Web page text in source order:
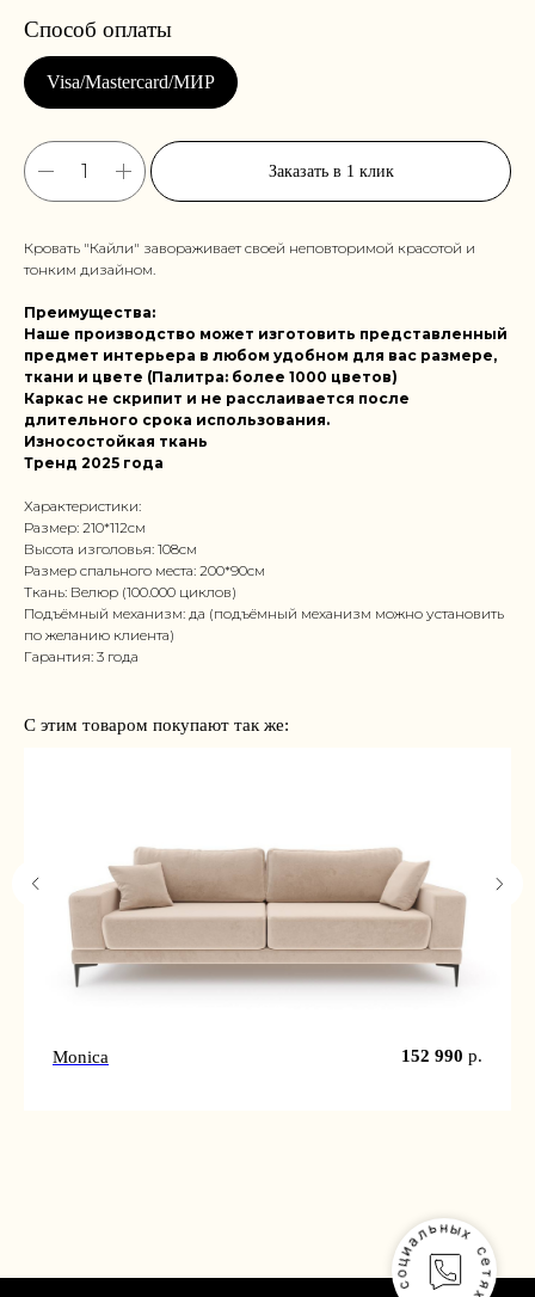
Заказать в 1 клик
Кровать "Кайли" завораживает своей неповторимой красотой и
тонким дизайном.
Преимущества:
Наше производство может изготовить представленный
предмет интерьера в любом удобном для вас размере,
ткани и цвете (Палитра: более 1000 цветов)
Каркас не скрипит и не расслаивается после
длительного срока использования.
Износостойкая ткань
Тренд 2025 года
Характеристики:
Размер: 210*112см
Высота изголовья: 108см
Размер спального места: 200*90см
Ткань: Велюр (100.000 циклов)
Подъёмный механизм: да (подъёмный механизм можно установить
по желанию клиента)
Гарантия: 3 года
С этим товаром покупают так же:
Monica 152 990 р.